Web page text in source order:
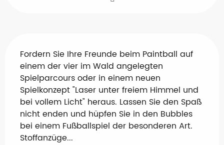
Fordern Sie Ihre Freunde beim Paintball auf
einem der vier im Wald angelegten
Spielparcours oder in einem neuen
Spielkonzept "Laser unter freiem Himmel und
bei vollem Licht" heraus. Lassen Sie den Spaß
nicht enden und hüpfen Sie in den Bubbles
bei einem Fußballspiel der besonderen Art.
Stoffanzüge...